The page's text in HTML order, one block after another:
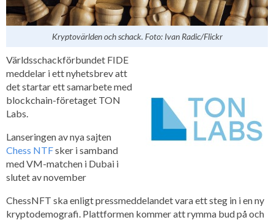
Kryptovärlden och schack. Foto: Ivan Radic/Flickr
Världsschackförbundet FIDE
meddelar i ett nyhetsbrev att
det startar ett samarbete med
blockchain-företaget TON
Labs.
Lanseringen av nya sajten
Chess NTFsker i samband
med VM-matchen i Dubai i
slutet av november
ChessNFT ska enligt pressmeddelandet vara ett steg in i en ny
kryptodemografi. Plattformen kommer att rymma bud på och